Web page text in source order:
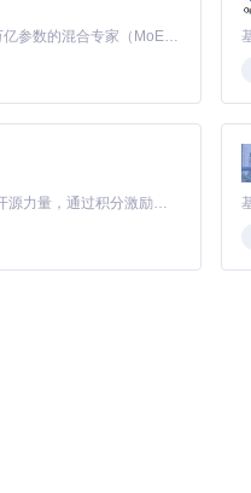
Kimi K3 是Kimi能力最强的模型：这是一个拥有 2.8 万亿参数的混合专家（MoE）模型，具备原生视觉理解能力，并支持 100 万 token 的上下文窗口。
「源启盛夏」暑期校园开发者成长计划旨在激活校园开源力量，通过积分激励、认证扶持、资源倾斜等形式，引导高校组织和开发者完成「入驻 — 建项目 — 做贡献 — 获认证 — 得资源」的完整闭环。无论你是想带领社团入驻平台的组织者，还是希望用代码贡献证明自己的开发者，都能在这里找到属于你的成长路径。